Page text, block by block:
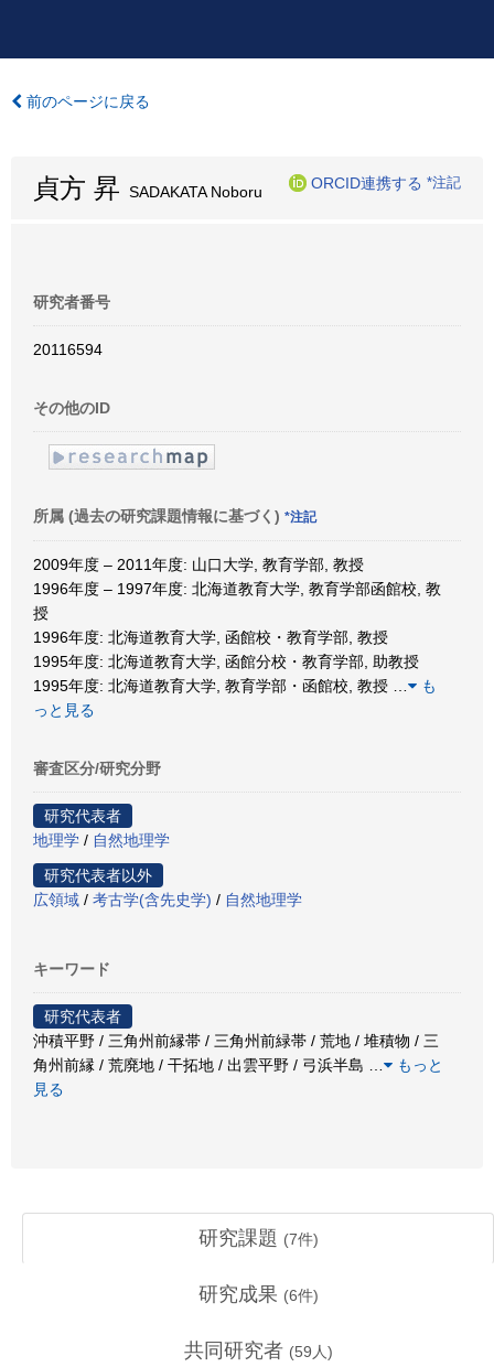
前のページに戻る
貞方 昇 SADAKATA Noboru
ORCID連携する *注記
研究者番号
20116594
その他のID
所属 (過去の研究課題情報に基づく) *注記
2009年度 – 2011年度: 山口大学, 教育学部, 教授
1996年度 – 1997年度: 北海道教育大学, 教育学部函館校, 教
授
1996年度: 北海道教育大学, 函館校・教育学部, 教授
1995年度: 北海道教育大学, 函館分校・教育学部, 助教授
1995年度: 北海道教育大学, 教育学部・函館校, 教授
も
っと見る
審査区分/研究分野
研究代表者
地理学 / 自然地理学
研究代表者以外
広領域 / 考古学(含先史学) / 自然地理学
キーワード
研究代表者
沖積平野 / 三角州前縁帯 / 三角州前緑帯 / 荒地 / 堆積物 / 三
角州前縁 / 荒廃地 / 干拓地 / 出雲平野 / 弓浜半島
もっと
見る
研究課題 (7件)
研究成果 (6件)
共同研究者 (59 人)